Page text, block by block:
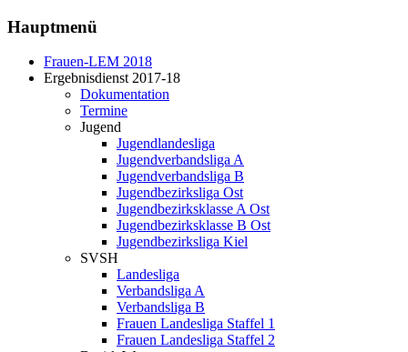
Hauptmenü
Frauen-LEM 2018
Ergebnisdienst 2017-18
Dokumentation
Termine
Jugend
Jugendlandesliga
Jugendverbandsliga A
Jugendverbandsliga B
Jugendbezirksliga Ost
Jugendbezirksklasse A Ost
Jugendbezirksklasse B Ost
Jugendbezirksliga Kiel
SVSH
Landesliga
Verbandsliga A
Verbandsliga B
Frauen Landesliga Staffel 1
Frauen Landesliga Staffel 2